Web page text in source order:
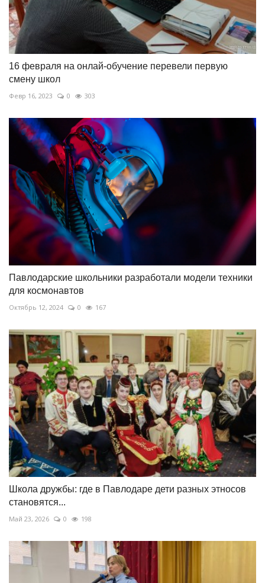
16 февраля на онлай-обучение перевели первую
смену школ
Февр 16, 2023 0 303
Павлодарские школьники разработали модели техники
для космонавтов
Октябрь 12, 2024 0 167
Школа дружбы: где в Павлодаре дети разных этносов
становятся...
Май 23, 2026 0 198